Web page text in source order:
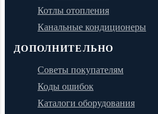
Котлы отопления
Канальные кондиционеры
ДОПОЛНИТЕЛЬНО
Советы покупателям
Коды ошибок
Каталоги оборудования